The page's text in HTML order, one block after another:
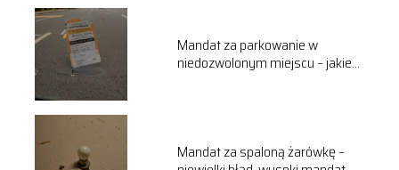
Mandat za parkowanie w
niedozwolonym miejscu – jakie
Mandat za spaloną żarówkę –